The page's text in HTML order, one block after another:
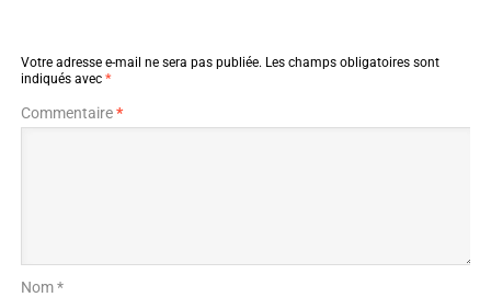
Votre adresse e-mail ne sera pas publiée. Les champs obligatoires sont
indiqués avec *
Commentaire*
Nom *